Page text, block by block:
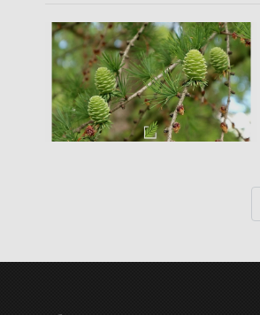
údajov o geografickej polohe
na základe aktívne vyžiadaných informácií
sú v kompetencii IAB: